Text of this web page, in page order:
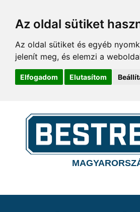
Az oldal sütiket
Az oldal sütiket és egyéb
jelenít meg, és elemzi a
Elfogadom Elutasítom